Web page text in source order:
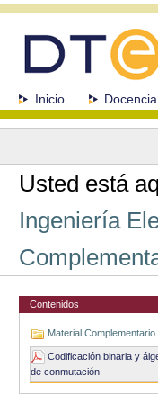
navegación
SeccionesInicio Docencia
Herramientas
Usted está
Ingeniería
Contenidos
Material Complementario
Codificación binaria y
de conmutación